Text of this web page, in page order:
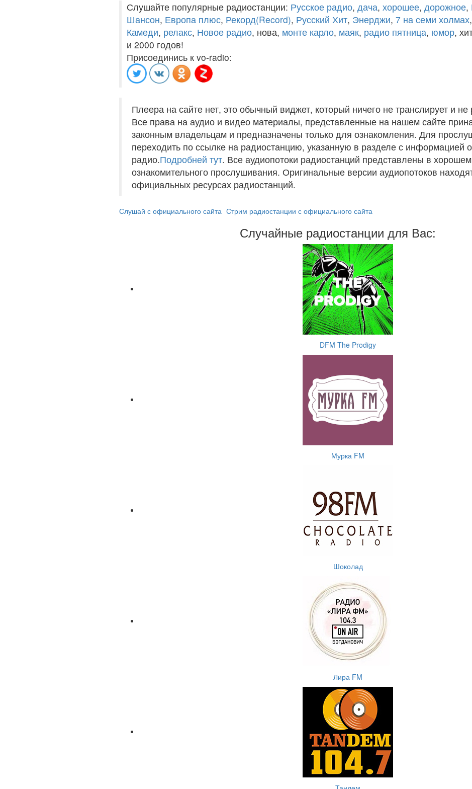
Слушайте популярные радиостанции: Русское радио, дача, хорошее, дорожное,
Шансон, Европа плюс, Рекорд(Record), Русский Хит, Энерджи, 7 на семи холмах,
Камеди, релакс, Новое радио, нова, монте карло, маяк, радио пятница, юмор,
и 2000 годов!
Присоединись к vo-radio:
Плеера на сайте нет, это обычный виджет, который ничего не транслирует и не
Все права на аудио и видео материалы, представленные на нашем сайте
законным владельцам и предназначены только для ознакомления. Для
переходить по ссылке на радиостанцию, указанную в разделе с информацией о
радио.Подробней тут. Все аудиопотоки радиостанций представлены в
ознакомительного прослушивания. Оригинальные версии аудиопотоков
официальных ресурсах радиостанций.
Слушай с официального сайта Стрим радиостанции с официального сайта
Случайные радиостанции для Вас:
DFM The Prodigy
Мурка FM
Шоколад
Лира FM